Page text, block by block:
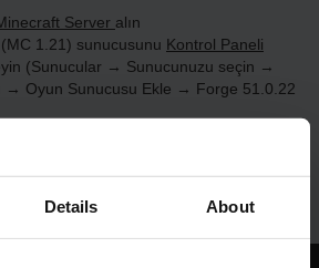
Details About
Server alın
1.21) sunucusunu Kontrol Paneli
(Sunucular → Sunucunuzu seçin →
→ Oyun Sunucusu Ekle → Forge 51.0.22
tadını çıkarın!